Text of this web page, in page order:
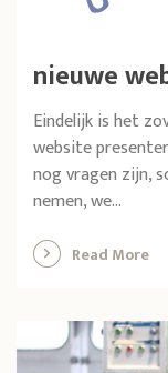
nieuwe
Eindelijk is het
website
nog vragen zijn,
nemen, we...
Read More